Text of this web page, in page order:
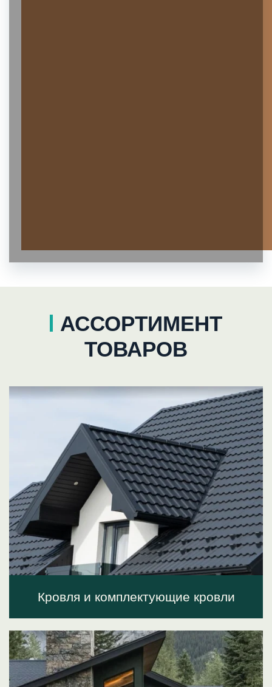
АССОРТИМЕНТ
ТОВАРОВ
Кровля и комплектующие кровли